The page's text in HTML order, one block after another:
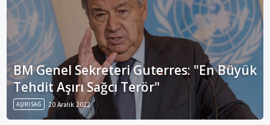
BM Genel Sekreteri Guterres: "En Büyük
Tehdit Aşırı Sağcı Terör"
AŞIRI SAĞ 20 Aralık 2022